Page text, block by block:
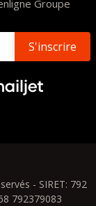
Groupe
- SIRET: 792
792379083